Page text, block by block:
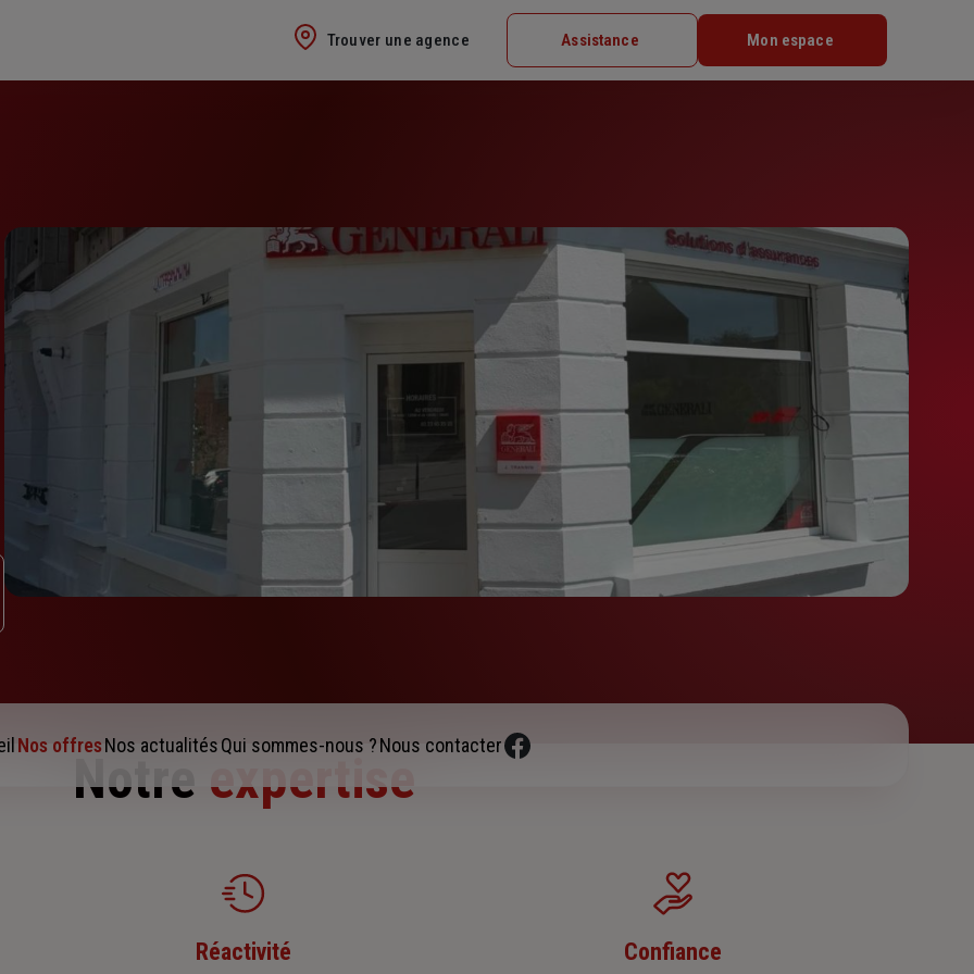
Trouver une agence Assistance Mon espace
Nos offresNos actualitésQui sommes-nous ?Nous contacter
Notre expertise
Réactivité Confiance